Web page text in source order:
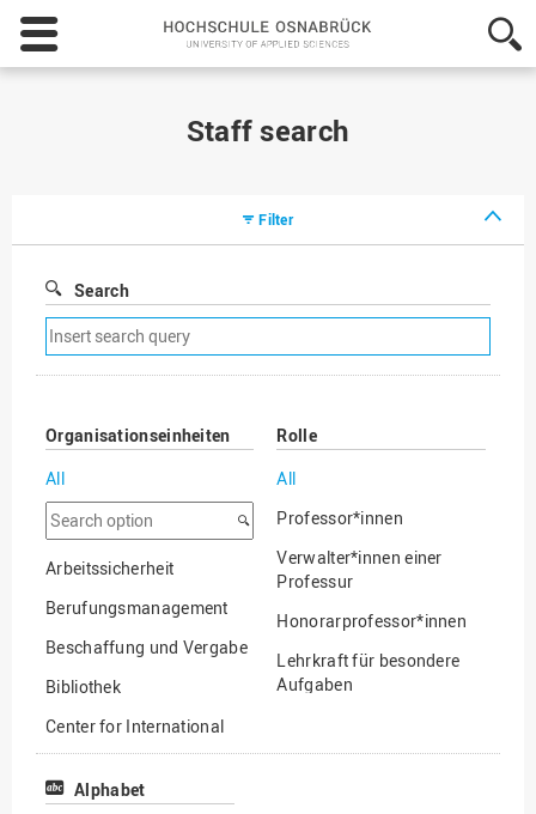
Hochschule
Osnabrück
-
Staff search
Filter
Search
Remove
search
filter
Organisationseinheiten
All
Search
option
Arbeitssicherheit
Berufungsmanagement
Beschaffung und Vergabe
Bibliothek
Center for International
Mobility
Center for International
Rolle
All
Professor*innen
Verwalter*innen einer
Professur
Honorarprofessor*innen
Lehrkraft für besondere
Aufgaben
Alphabet